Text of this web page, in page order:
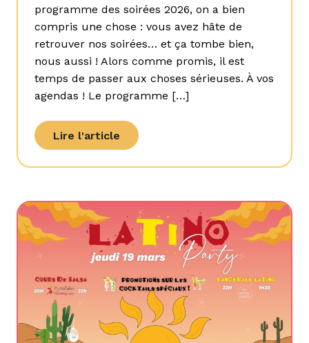
programme des soirées 2026, on a bien
compris une chose : vous avez hâte de
retrouver nos soirées… et ça tombe bien,
nous aussi ! Alors comme promis, il est
temps de passer aux choses sérieuses. À vos
agendas ! Le programme […]
Lire l'article